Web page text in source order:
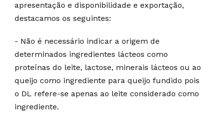
apresentação e disponibilidade e exportação,
destacamos os seguintes:
- Não é necessário indicar a origem de
determinados ingredientes lácteos como
proteínas do leite, lactose, minerais lácteos ou ao
queijo como ingrediente para queijo fundido pois
o DL refere-se apenas ao leite considerado como
ingrediente.